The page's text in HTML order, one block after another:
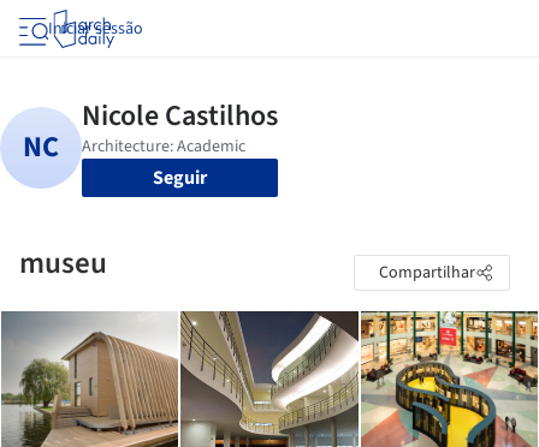
Iniciar sessão
Seguir
museu Compartilhar